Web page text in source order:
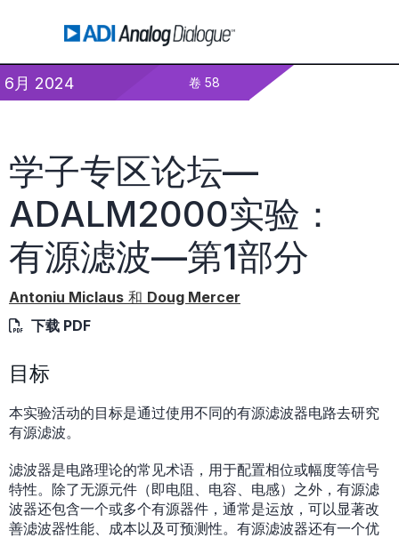
6月 2024 卷 58
学子专区论坛—
ADALM2000实验：
有源滤波—第1部分
Antoniu Miclaus 和 Doug Mercer
下载 PDF
目标
本实验活动的目标是通过使用不同的有源滤波器电路去研究
有源滤波。
滤波器是电路理论的常见术语，用于配置相位或幅度等信号
特性。除了无源元件（即电阻、电容、电感）之外，有源滤
波器还包含一个或多个有源器件，通常是运放，可以显著改
善滤波器性能、成本以及可预测性。有源滤波器还有一个优